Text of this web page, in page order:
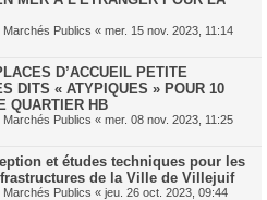
Marchés Publics « mer. 15 nov. 2023, 11:14
D’ACCUEIL PETITE
DITS « ATYPIQUES » POUR 10
QUARTIER HB
Marchés Publics « mer. 08 nov. 2023, 11:25
et études techniques pour les
de la Ville de Villejuif
Marchés Publics « jeu. 26 oct. 2023, 09:44